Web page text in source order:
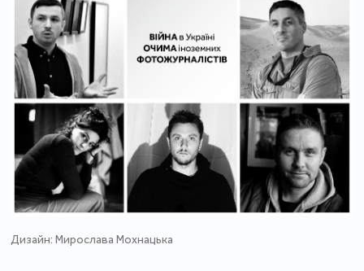
Дизайн: Мирослава Мохнацька